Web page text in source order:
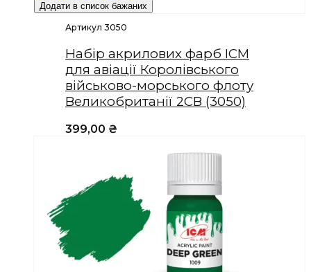
Додати в список бажаних
Артикул 3050
Набір акрилових фарб ICM
для авіації Королівського
військово-морського флоту
Великобританії 2СВ (3050)
399,00 ₴